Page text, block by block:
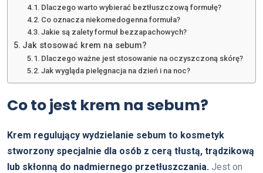
Dlaczego warto wybierać beztłuszczową formułę?
Co oznacza niekomedogenna formuła?
Jakie są zalety formuł bezzapachowych?
Jak stosować krem na sebum?
Dlaczego ważne jest stosowanie na oczyszczoną skórę?
Jak wygląda pielęgnacja na dzień i na noc?
Co to jest krem na sebum?
Krem regulujący wydzielanie sebum to kosmetyk
stworzony specjalnie dla osób z cerą tłustą, trądzikową
lub skłonną do nadmiernego przetłuszczania. Jest on